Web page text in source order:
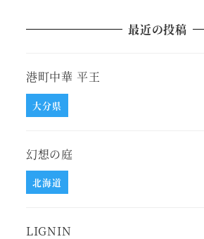
最近の投稿
港町中華 平王
大分県
幻想の庭
北海道
LIGNIN